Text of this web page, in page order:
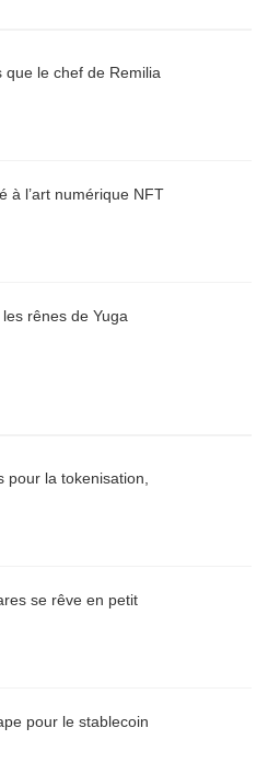
que le chef de Remilia
à l’art numérique NFT
rênes de Yuga
pour la tokenisation,
se rêve en petit
pour le stablecoin